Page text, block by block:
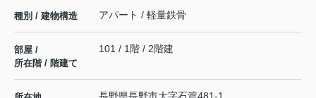
種別 / 建物構造 アパート / 軽量鉄骨
部屋 /
所在階 / 階建て
101 / 1階 / 2階建